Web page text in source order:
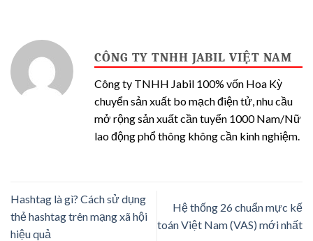
CÔNG TY TNHH JABIL VIỆT NAM
Công ty TNHH Jabil 100% vốn Hoa Kỳ
chuyển sản xuất bo mạch điện tử, nhu cầu
mở rộng sản xuất cần tuyển 1000 Nam/Nữ
lao động phổ thông không cần kinh nghiệm.
Hashtag là gì? Cách sử dụng
thẻ hashtag trên mạng xã hội
hiệu quả
Hệ thống 26 chuẩn mực kế
toán Việt Nam (VAS) mới nhất